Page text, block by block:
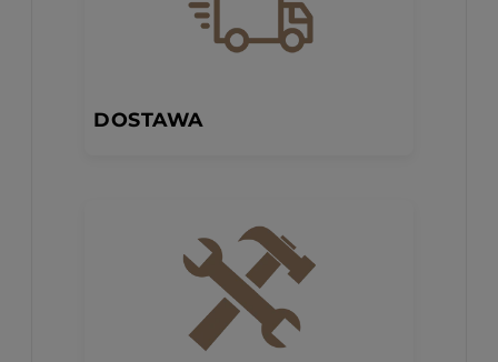
DOSTAWA